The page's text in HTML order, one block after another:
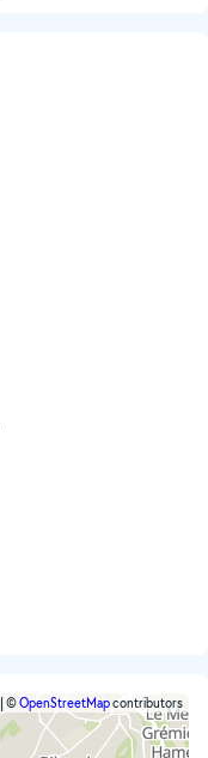
©OpenStreetMapcontributors